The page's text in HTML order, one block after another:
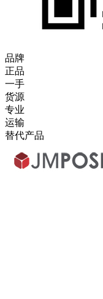
品牌
正品
一手
货源
专业
运输
替代产品